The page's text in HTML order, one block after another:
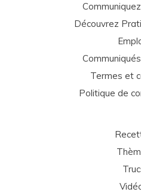
Découvrez
Termes et
Politique de